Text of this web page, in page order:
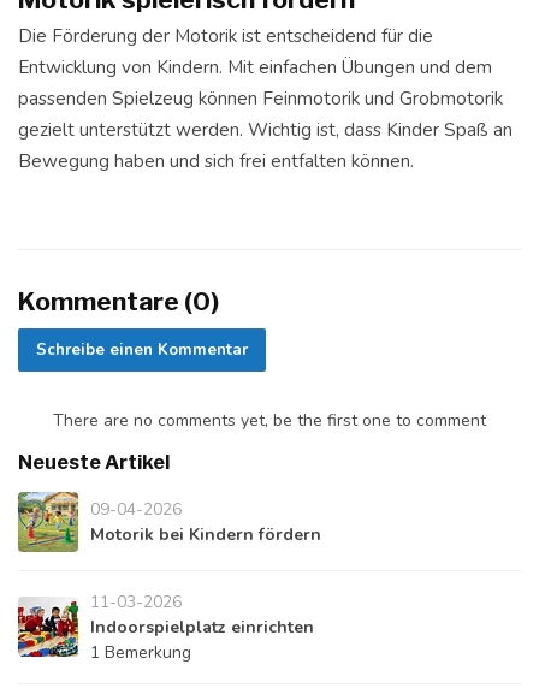
Die Förderung der Motorik ist entscheidend für die
Entwicklung von Kindern. Mit einfachen Übungen und dem
passenden Spielzeug können Feinmotorik und Grobmotorik
gezielt unterstützt werden. Wichtig ist, dass Kinder Spaß an
Bewegung haben und sich frei entfalten können.
Kommentare (0)
Schreibe einen Kommentar
There are no comments yet, be the first one to comment
Neueste Artikel
09-04-2026
Motorik bei Kindern fördern
11-03-2026
Indoorspielplatz einrichten
1 Bemerkung